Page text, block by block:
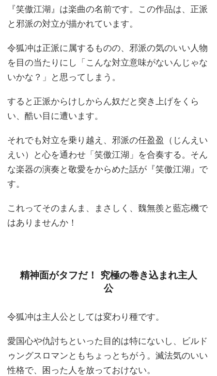
『笑傲江湖』は楽曲の名前です。この作品は、正派
と邪派の対立が描かれています。
令狐冲は正派に属するものの、邪派の気のいい人物
を目の当たりにし「こんな対立意味がないんじゃな
いかな？」と思ってしまう。
すると正派からけしからん奴だと突き上げをくら
い、酷い目に遭います。
それでも対立を乗り越え、邪派の任盈盈（じんえい
えい）と心を通わせ「笑傲江湖」を合奏する。そん
な楽器の演奏と敬愛をからめた話が『笑傲江湖』で
す。
これってそのまんま、まさしく、魏無羨と藍忘機で
はありませんか！
精神面がタフだ！ 究極の巻き込まれ主人
公
令狐冲は主人公としては変わり種です。
愛国心や仇討ちといった目的は特にないし、ビルド
ゥングスロマンともちょっとちがう。滅法気のいい
性格で、困った人を放っておけない。